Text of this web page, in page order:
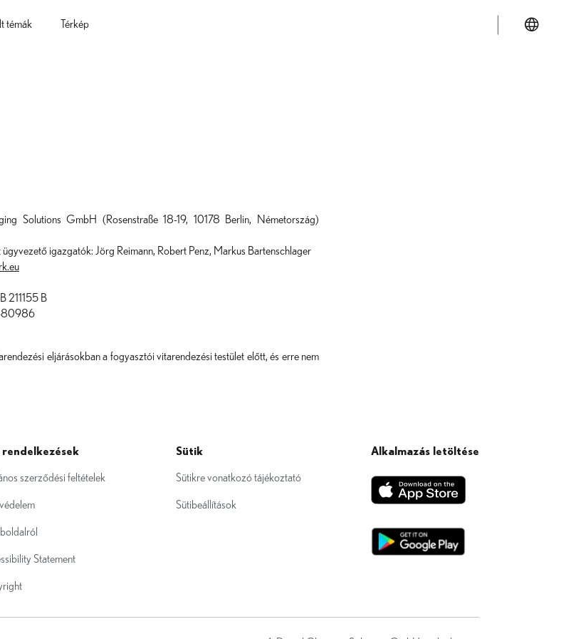
témák Térkép
Solutions GmbH (Rosenstraße 18-19, 10178 Berlin, Németország)
igazgatók: Jörg Reimann, Robert Penz, Markus Bartenschlager
211155 B
eljárásokban a fogyasztói vitarendezési testület előtt, és erre nem
szerződési feltételek
Statement
Sütik
Sütikre vonatkozó tájékoztató
Sütibeállítások
Alkalmazás letöltése